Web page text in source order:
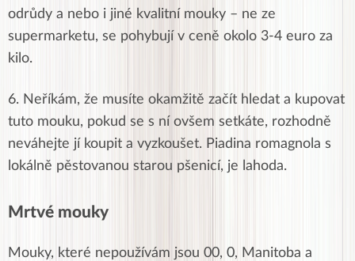
odrůdy a nebo i jiné kvalitní mouky – ne ze
supermarketu, se pohybují v ceně okolo 3-4 euro za
kilo.
6. Neříkám, že musíte okamžitě začít hledat a kupovat
tuto mouku, pokud se s ní ovšem setkáte, rozhodně
neváhejte jí koupit a vyzkoušet. Piadina romagnola s
lokálně pěstovanou starou pšenicí, je lahoda.
Mrtvé mouky
Mouky, které nepoužívám jsou 00, 0, Manitoba a